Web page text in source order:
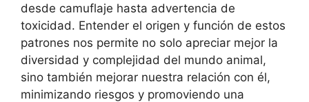
desde camuflaje hasta advertencia de
toxicidad. Entender el origen y función de estos
patrones nos permite no solo apreciar mejor la
diversidad y complejidad del mundo animal,
sino también mejorar nuestra relación con él,
minimizando riesgos y promoviendo una